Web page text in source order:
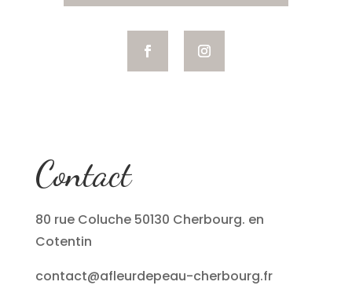
Contact
80 rue Coluche 50130 Cherbourg. en
Cotentin
contact@afleurdepeau-cherbourg.fr